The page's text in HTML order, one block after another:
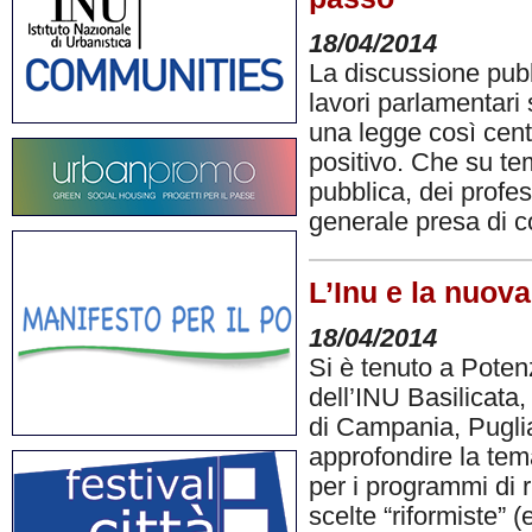
18/04/2014
La discussione
lavori
una legge così
positivo. Che su
pubblica, dei
generale presa di
L’Inu e la
18/04/2014
Si è tenuto a
dell’INU
di Campania,
approfondire la
per i programmi di
scelte “riformiste”